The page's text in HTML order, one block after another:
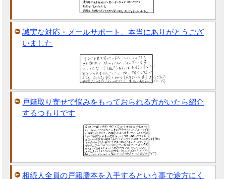
誠実な対応・メールサポート、本当にありがとうござ
いました
戸籍取り寄せで悩みをもっておられる方がいたら紹介
するつもりです
相続人全員の戸籍謄本を入手するという事で途方にく